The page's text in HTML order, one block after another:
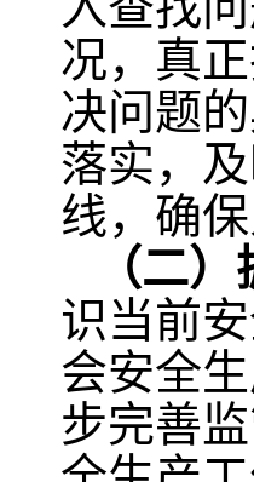
况，真
决问题
落实，
线，确
（二
识当前
会安全
步完善